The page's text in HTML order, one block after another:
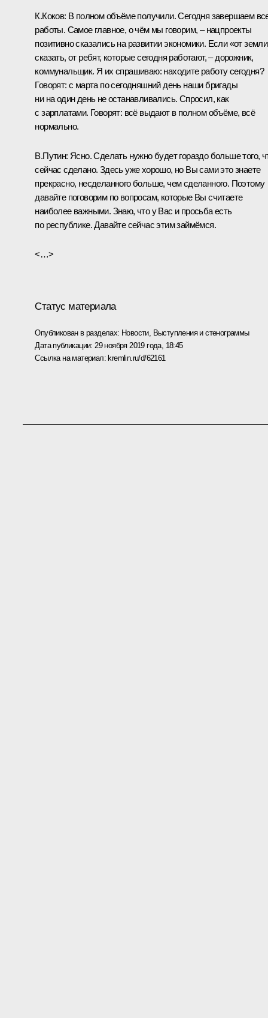
К.Коков: В полном объёме получили. Сегодня завершаем
работы. Самое главное, о чём мы говорим, – нацпроекты
позитивно сказались на развитии экономики. Если «от
сказать, от ребят, которые сегодня работают, – дорожник,
коммунальщик. Я их спрашиваю: находите работу сегодня?
Говорят: с марта по сегодняшний день наши бригады
ни на один день не останавливались. Спросил, как
с зарплатами. Говорят: всё выдают в полном объёме, всё
нормально.
В.Путин: Ясно. Сделать нужно будет гораздо больше того,
сейчас сделано. Здесь уже хорошо, но Вы сами это знаете
прекрасно, несделанного больше, чем сделанного. Поэтому
давайте поговорим по вопросам, которые Вы считаете
наиболее важными. Знаю, что у Вас и просьба есть
по республике. Давайте сейчас этим займёмся.
<…>
Статус материала
Опубликован в разделах: Новости, Выступления и стенограммы
Дата публикации: 29 ноября 2019 года, 18:45
Ссылка на материал: kremlin.ru/d/62161